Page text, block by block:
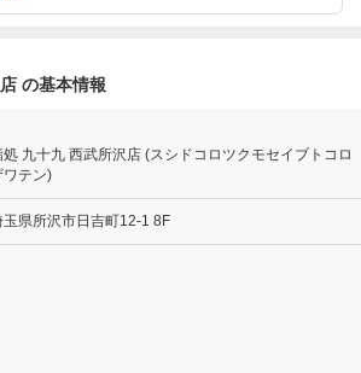
の基本情報
処 九十九 西武所沢店 (スシドコロツクモセイブトコロ
ワテン)
玉県所沢市日吉町12-1 8F